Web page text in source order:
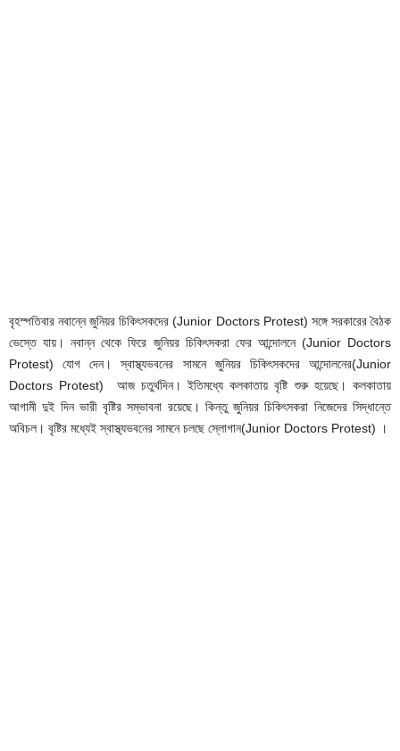
বৃহস্পতিবার নবান্নে জুনিয়র চিকিৎসকদের (Junior Doctors Protest) সঙ্গে সরকারের বৈঠক
ভেস্তে যায়। নবান্ন থেকে ফিরে জুনিয়র চিকিৎসকরা ফের আন্দোলনে (Junior Doctors
Protest) যোগ দেন। স্বাস্থ্যভবনের সামনে জুনিয়র চিকিৎসকদের আন্দোলনের(Junior
Doctors Protest) আজ চতুর্থদিন। ইতিমধ্যে কলকাতায় বৃষ্টি শুরু হয়েছে। কলকাতায়
আগামী দুই দিন ভারী বৃষ্টির সম্ভাবনা রয়েছে। কিন্তু জুনিয়র চিকিৎসকরা নিজেদের সিদ্ধান্তে
অবিচল। বৃষ্টির মধ্যেই স্বাস্থ্যভবনের সামনে চলছে স্লোগান(Junior Doctors Protest) ।